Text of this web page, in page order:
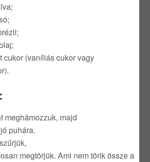
cukor (vaníliás cukor vagy
meghámozzuk, majd
puhára.
megtörjük. Ami nem törik össze a